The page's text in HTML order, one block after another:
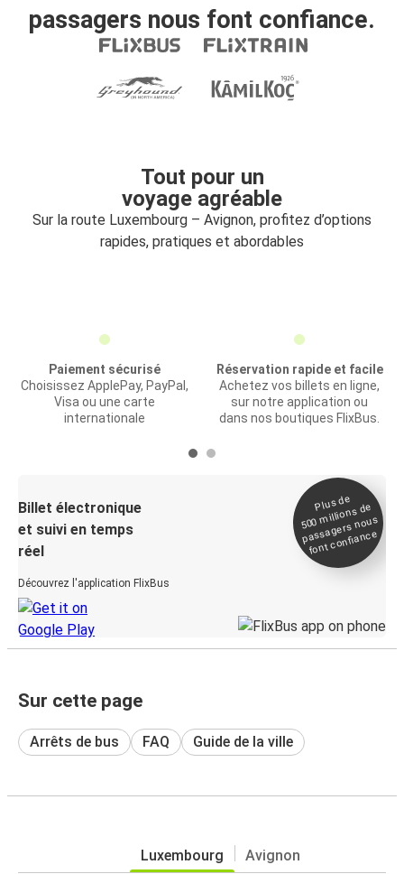
passagers nous font confiance.
Tout pour un
voyage agréable
Sur la route Luxembourg – Avignon, profitez d’options
rapides, pratiques et abordables
Paiement sécurisé
Choisissez ApplePay, PayPal,
Visa ou une carte
internationale
Réservation rapide et facile
Achetez vos billets en ligne,
sur notre application ou
dans nos boutiques FlixBus.
Billet électronique
et suivi en temps
réel
Découvrez l'application FlixBus
Plus de
500
millions de
passagers nous
font confiance
Sur cette page
Arrêts de bus FAQ Guide de la ville
Luxembourg Avignon